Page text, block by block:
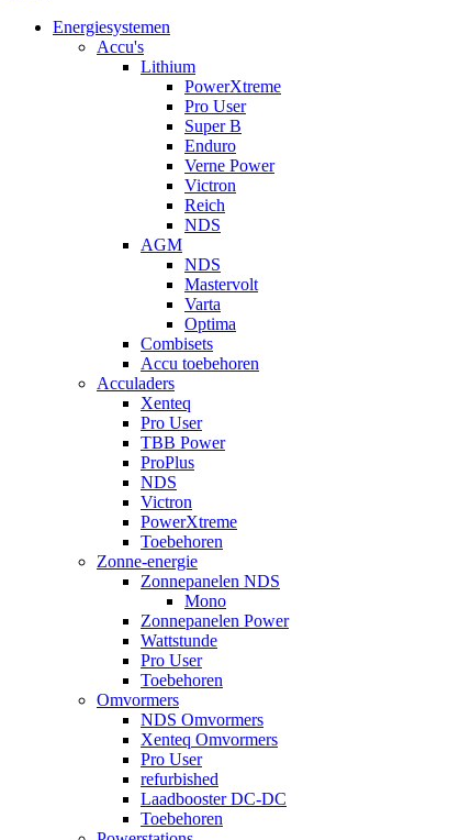
Energiesystemen
Accu's
Lithium
PowerXtreme
Pro User
Super B
Enduro
Verne Power
Victron
Reich
NDS
AGM
NDS
Mastervolt
Varta
Optima
Combisets
Accu toebehoren
Acculaders
Xenteq
Pro User
TBB Power
ProPlus
NDS
Victron
PowerXtreme
Toebehoren
Zonne-energie
Zonnepanelen NDS
Mono
Zonnepanelen Power
Wattstunde
Pro User
Toebehoren
Omvormers
NDS Omvormers
Xenteq Omvormers
Pro User
refurbished
Laadbooster DC-DC
Toebehoren